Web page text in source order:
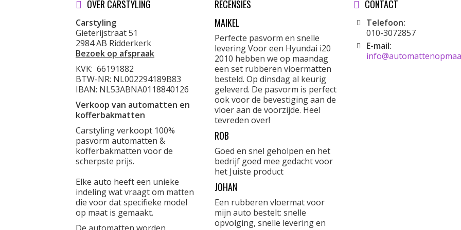
OVER CARSTYLING
Carstyling
Gieterijstraat 51
2984 AB Ridderkerk
Bezoek op afspraak
KVK: 66191882
BTW-NR: NL002294189B83
IBAN: NL53ABNA0118840126
Verkoop van automatten en
kofferbakmatten
Carstyling verkoopt 100%
pasvorm automatten &
kofferbakmatten voor de
scherpste prijs.
Elke auto heeft een unieke
indeling wat vraagt om matten
die voor dat specifieke model
op maat is gemaakt.
De automatten worden
RECENSIES
MAIKEL
Perfecte pasvorm en snelle
levering Voor een Hyundai i20
2010 hebben we op maandag
een set rubberen vloermatten
besteld. Op dinsdag al keurig
geleverd. De pasvorm is perfect
ook voor de bevestiging aan de
vloer aan de voorzijde. Heel
tevreden over!
ROB
Goed en snel geholpen en het
bedrijf goed mee gedacht voor
het Juiste product
JOHAN
Een rubberen vloermat voor
mijn auto bestelt: snelle
opvolging, snelle levering en
CONTACT
Telefoon:
010-3072857
E-mail: